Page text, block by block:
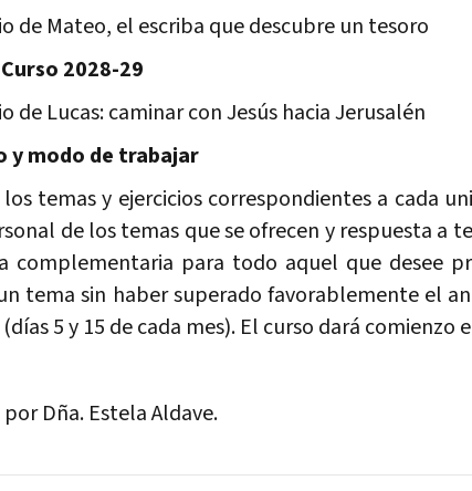
de Mateo, el escriba que descubre un tesoro
2028-29
de Lucas: caminar con Jesús hacia Jerusalén
y modo de trabajar
temas y ejercicios correspondientes a cada
de los temas que se ofrecen y respuesta a
complementaria para todo aquel que desee
tema sin haber superado favorablemente el
5 y 15 de cada mes). El curso dará
Dña. Estela Aldave.